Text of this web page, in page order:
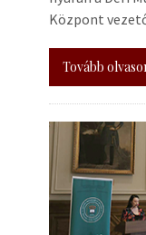
Központ
Tovább